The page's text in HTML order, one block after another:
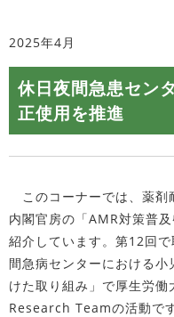
2025年4月
休日夜間急患セン
正使用を推進
このコーナーでは、薬剤
内閣官房の「AMR対策普
紹介しています。第12回
間急病センターにおける
けた取り組み」で厚生労
Research Teamの活動で